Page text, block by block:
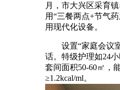
月，市大兴区采育
用“三餐两点+节气
用现代化设备。
设置“家庭会议室
话。特级护理如24
套间面积50-60㎡，
≥1.2kcal/ml。